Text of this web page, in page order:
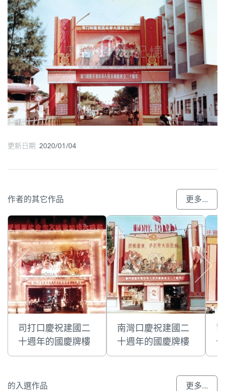
更新日期 2020/01/04
作者的其它作品 更多...
司打口慶祝建國二
十週年的國慶牌樓
南灣口慶祝建國二
十週年的國慶牌樓
的入選作品 更多...